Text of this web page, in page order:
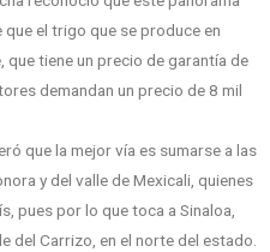
el trigo que se produce en
que tiene un precio de garantía de
demandan un precio de 8 mil
que la mejor vía es sumarse a las
y del valle de Mexicali, quienes
pues por lo que toca a Sinaloa,
del Carrizo, en el norte del estado.